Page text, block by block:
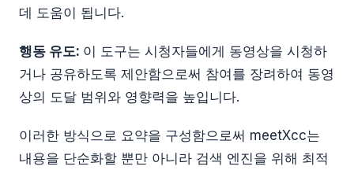
데 도움이 됩니다.
행동 유도: 이 도구는 시청자들에게 동영상을 시청하
거나 공유하도록 제안함으로써 참여를 장려하여 동영
상의 도달 범위와 영향력을 높입니다.
이러한 방식으로 요약을 구성함으로써 meetXcc는
내용을 단순화할 뿐만 아니라 검색 엔진을 위해 최적